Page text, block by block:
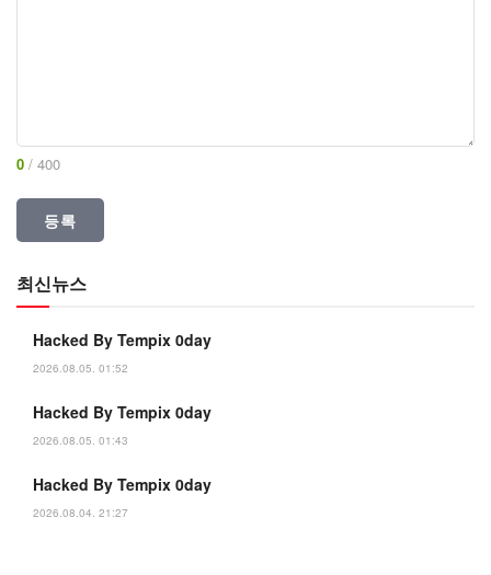
0 / 400
최신뉴스
Hacked By Tempix 0day
2026.08.05. 01:52
Hacked By Tempix 0day
2026.08.05. 01:43
Hacked By Tempix 0day
2026.08.04. 21:27